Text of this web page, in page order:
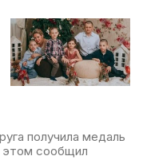
получила медаль
этом сообщил